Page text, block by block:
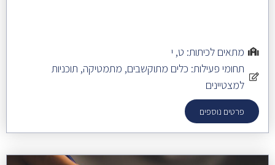
מתאים לכיתות: ט, י
תחומי פעילות: כלים מתוקשבים, מתמטיקה, תוכניות
למצטיינים
פרטים נוספים